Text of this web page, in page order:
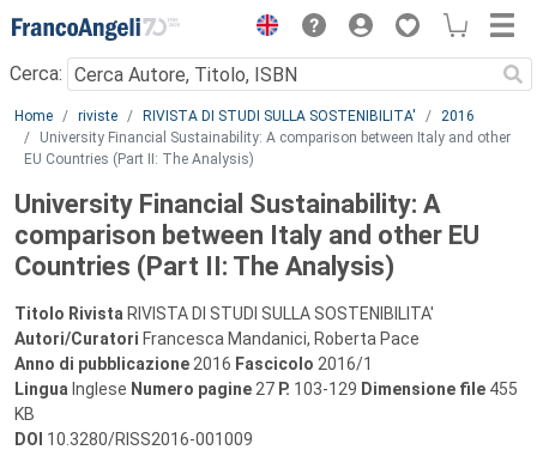
Menu
Cerca:
Main content
Home riviste RIVISTA DI STUDI SULLA SOSTENIBILITA'
2016
University Financial Sustainability: A comparison between Italy and other
EU Countries (Part II: The Analysis)
University Financial Sustainability: A
comparison between Italy and other EU
Countries (Part II: The Analysis)
Titolo Rivista RIVISTA DI STUDI SULLA SOSTENIBILITA'
Autori/Curatori Francesca Mandanici, Roberta Pace
Anno di pubblicazione 2016 Fascicolo 2016/1
Lingua Inglese Numero pagine 27 P. 103-129 Dimensione file 455
KB
DOI 10.3280/RISS2016-001009